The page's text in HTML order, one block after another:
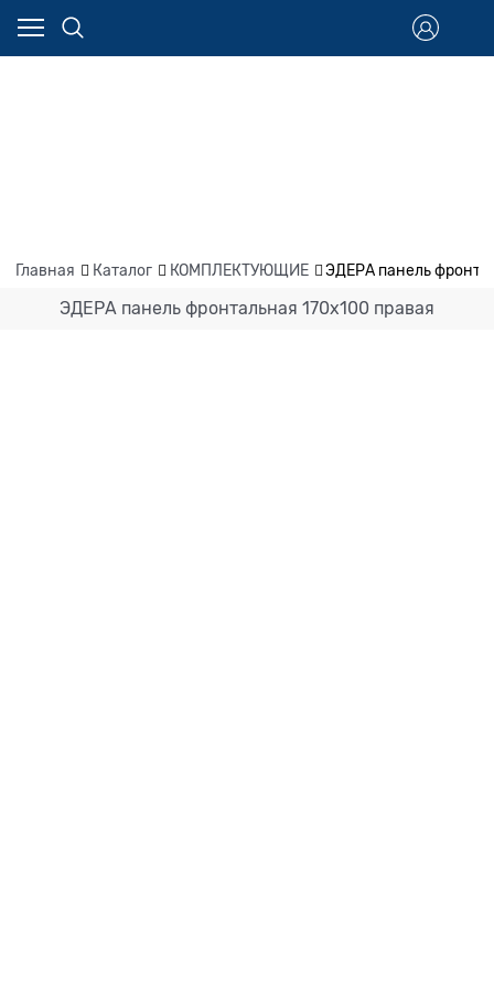
Главная Каталог КОМПЛЕКТУЮЩИЕ ЭДЕРА панель
ЭДЕРА панель фронтальная 170х100 правая